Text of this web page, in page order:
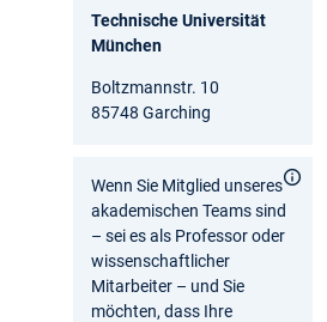
Technische Universität
München
Boltzmannstr. 10
85748 Garching
Wenn Sie Mitglied unseres
akademischen Teams sind
– sei es als Professor oder
wissenschaftlicher
Mitarbeiter – und Sie
möchten, dass Ihre